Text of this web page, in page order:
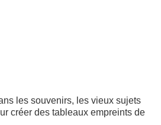
les souvenirs, les vieux sujets
créer des tableaux empreints de